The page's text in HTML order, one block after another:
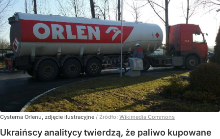
Cysterna Orlenu, zdjęcie ilustracyjne / Źródło: Wikimedia Commons
Ukraińscy analitycy twierdzą, że paliwo kupowane